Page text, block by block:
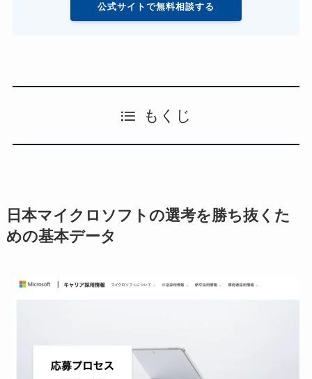
公式サイトで無料相談する
もくじ
日本マイクロソフトの選考を勝ち抜くた
めの基本データ